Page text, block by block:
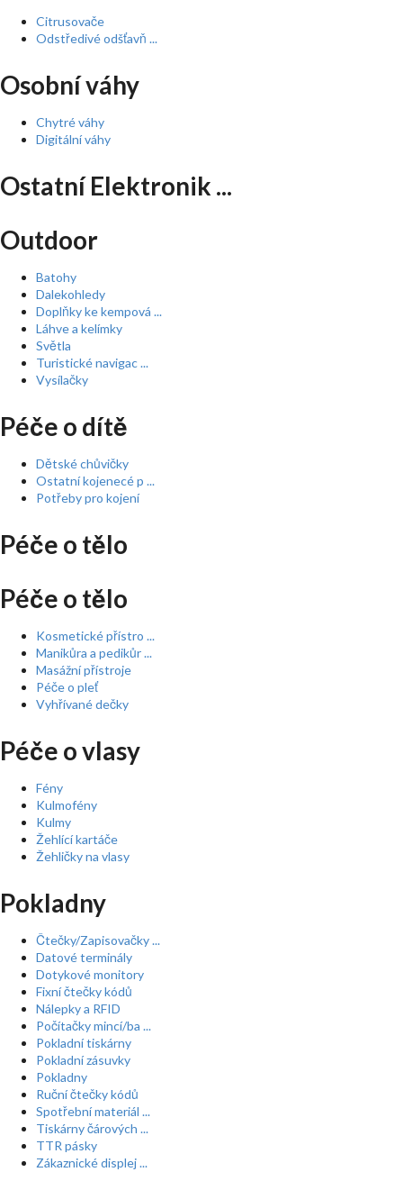
Citrusovače
Odstředivé odšťavň ...
Osobní váhy
Chytré váhy
Digitální váhy
Ostatní Elektronik ...
Outdoor
Batohy
Dalekohledy
Doplňky ke kempová ...
Láhve a kelímky
Světla
Turistické navigac ...
Vysílačky
Péče o dítě
Dětské chůvičky
Ostatní kojenecé p ...
Potřeby pro kojení
Péče o tělo
Péče o tělo
Kosmetické přístro ...
Manikůra a pedikůr ...
Masážní přístroje
Péče o pleť
Vyhřívané dečky
Péče o vlasy
Fény
Kulmofény
Kulmy
Žehlící kartáče
Žehličky na vlasy
Pokladny
Čtečky/Zapisovačky ...
Datové terminály
Dotykové monitory
Fixní čtečky kódů
Nálepky a RFID
Počítačky mincí/ba ...
Pokladní tiskárny
Pokladní zásuvky
Pokladny
Ruční čtečky kódů
Spotřební materiál ...
Tiskárny čárových ...
TTR pásky
Zákaznické displej ...